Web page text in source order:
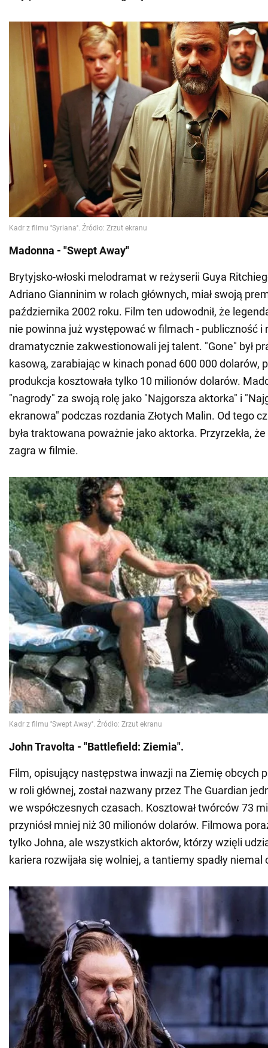
Madonna - "Swept Away"
Brytyjsko-włoski melodramat w reżyserii Guya
Adriano Gianninim w rolach głównych, miał swoją
października 2002 roku. Film ten udowodnił, że
nie powinna już występować w filmach - publiczność i
dramatycznie zakwestionowali jej talent. "Gone" był
kasową, zarabiając w kinach ponad 600 000 dolarów,
produkcja kosztowała tylko 10 milionów dolarów.
"nagrody" za swoją rolę jako "Najgorsza aktorka" i
ekranowa" podczas rozdania Złotych Malin. Od tego
była traktowana poważnie jako aktorka. Przyrzekła,
zagra w filmie.
John Travolta - "Battlefield: Ziemia".
Film, opisujący następstwa inwazji na Ziemię obcych
w roli głównej, został nazwany przez The Guardian
we współczesnych czasach. Kosztował twórców 73
przyniósł mniej niż 30 milionów dolarów. Filmowa
tylko Johna, ale wszystkich aktorów, którzy wzięli
kariera rozwijała się wolniej, a tantiemy spadły niemal